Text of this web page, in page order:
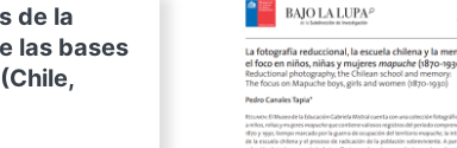
de la
las bases